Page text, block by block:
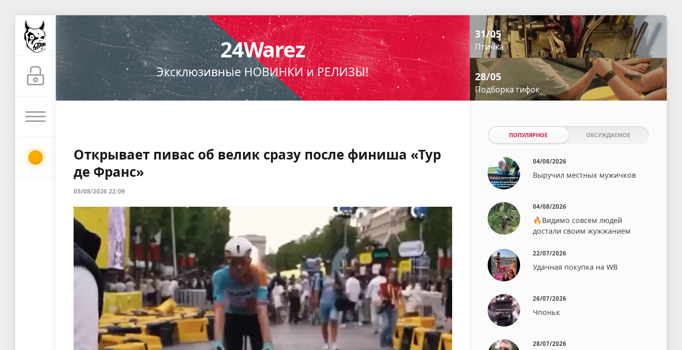
24warez.com
—
развлекательный
портал:
новости,
видео
24Warez
Эксклюзивные НОВИНКИ и РЕЛИЗЫ!
31/05
Птичка⁠⁠
28/05
Подборка гифок
Открывает пивас об велик сразу после финиша «Тур
де Франс»
03/08/2026 22:09
ПОПУЛЯРНОЕ ОБСУЖДАЕМОЕ
04/08/2026
Выручил местных мужичков
04/08/2026
🔥Видимо совсем людей
достали своим жужжанием⁠⁠
22/07/2026
Удачная покупка на WB
26/07/2026
Чпоньк⁠⁠
28/07/2026